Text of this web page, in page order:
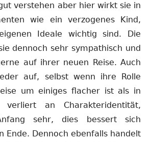
verstehen aber hier wirkt sie in
wie ein verzogenes Kind,
Ideale wichtig sind. Die
dennoch sehr sympathisch und
auf ihrer neuen Reise. Auch
auf, selbst wenn ihre Rolle
um einiges flacher ist als in
an Charakteridentität,
sehr, dies bessert sich
Ende. Dennoch ebenfalls handelt